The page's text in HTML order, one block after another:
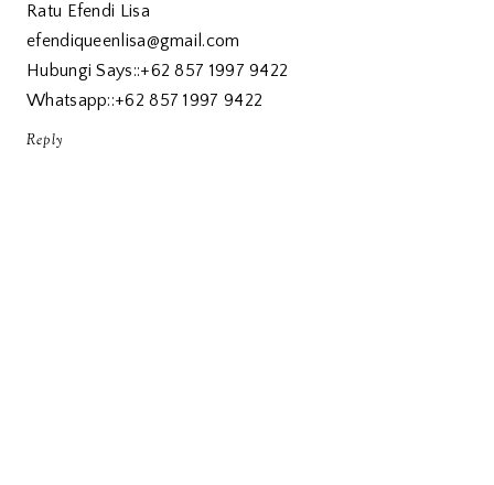
Ratu Efendi Lisa
efendiqueenlisa@gmail.com
Hubungi Says::+62 857 1997 9422
Whatsapp::+62 857 1997 9422
Reply